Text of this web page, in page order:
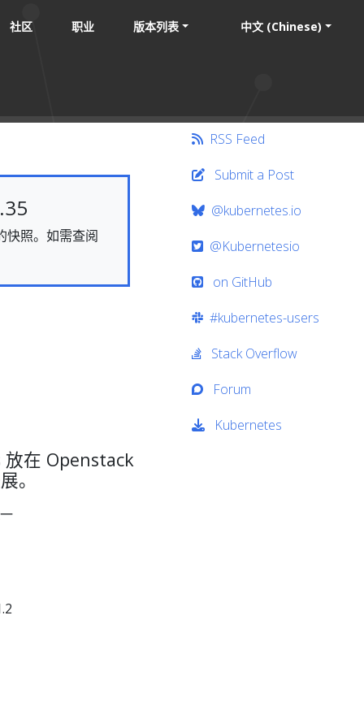
社区 职业 版本列表 中文 (Chinese)
快照。如需查阅
放在 Openstack
。
RSS Feed
Submit a Post
@kubernetes.io
@Kubernetesio
on GitHub
#kubernetes-users
Stack Overflow
Forum
Kubernetes